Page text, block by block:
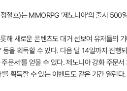
철호)는 MMORPG ‘제노니아’의 출시
해 새로운 콘텐츠도 대거 선보여 유저들의
등을 획득할 수 있다. 다음 달 14일까지 진행
문서’를 얻을 수 있다. 제노니아 강화 주문
를 획득할 수 있는 이벤트도 같은 기간 열린다.